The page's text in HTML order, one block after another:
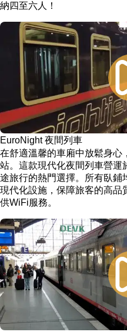
納四至六人！
EuroNight 夜間列車
在舒適溫馨的車廂中放鬆身心
站。這款現代化夜間列車營運
途旅行的熱門選擇。所有臥鋪
現代化設施，保障旅客的高品
供WiFi服務。